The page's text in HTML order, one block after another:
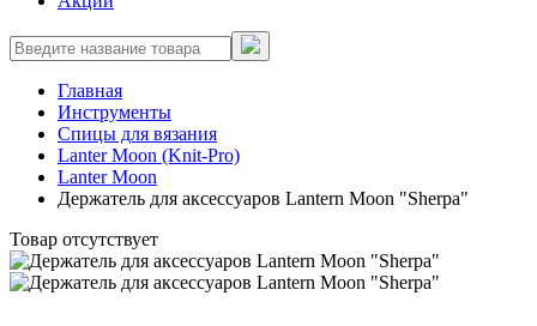
Главная
Инструменты
Спицы для вязания
Lanter Moon (Knit-Pro)
Lanter Moon
Держатель для аксессуаров Lantern Moon "Sherpa"
Товар отсутствует